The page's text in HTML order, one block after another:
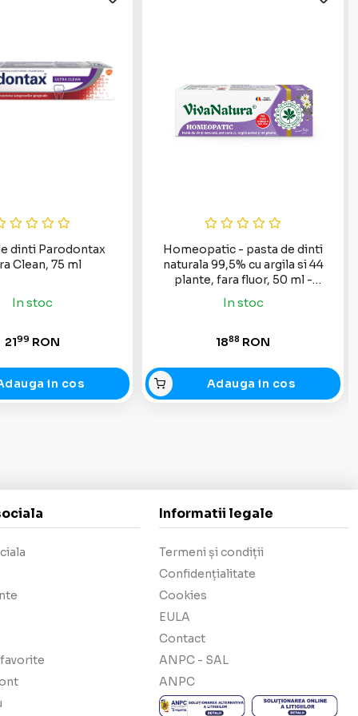
dinti Parodontax
Clean, 75 ml
In stoc
2199RON
in cos
Homeopatic - pasta de dinti
naturala 99,5% cu argila si 44
plante, fara fluor, 50 ml -
Leonard Radutz formula -
VivaNatura
In stoc
1888 RON
Adauga in cos
Informatii legale
Termeni și condiții
Confidențialitate
Cookies
EULA
Contact
ANPC - SAL
ANPC